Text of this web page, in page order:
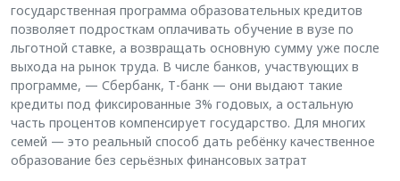
государственная программа образовательных кредитов
позволяет подросткам оплачивать обучение в вузе по
льготной ставке, а возвращать основную сумму уже после
выхода на рынок труда. В числе банков, участвующих в
программе, — Сбербанк, Т-банк — они выдают такие
кредиты под фиксированные 3% годовых, а остальную
часть процентов компенсирует государство. Для многих
семей — это реальный способ дать ребёнку качественное
образование без серьёзных финансовых затрат